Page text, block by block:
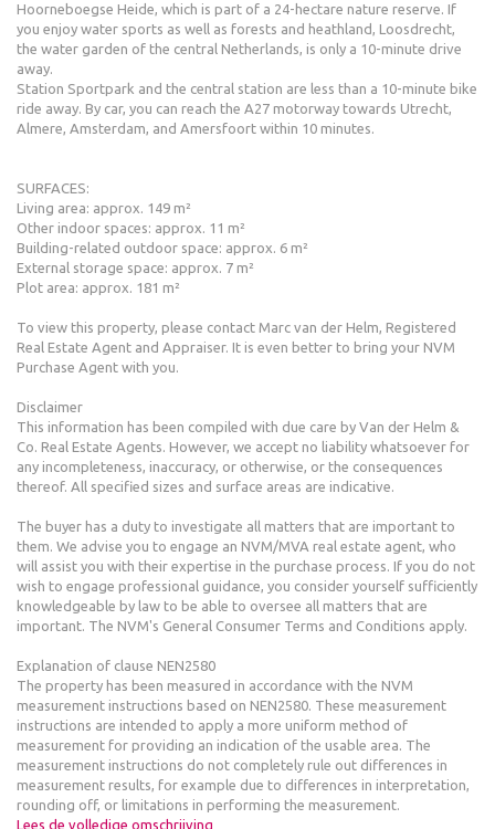
Hoorneboegse Heide, which is part of a 24-hectare nature reserve. If
you enjoy water sports as well as forests and heathland, Loosdrecht,
the water garden of the central Netherlands, is only a 10-minute drive
away.
Station Sportpark and the central station are less than a 10-minute bike
ride away. By car, you can reach the A27 motorway towards Utrecht,
Almere, Amsterdam, and Amersfoort within 10 minutes.
SURFACES:
Living area: approx. 149 m²
Other indoor spaces: approx. 11 m²
Building-related outdoor space: approx. 6 m²
External storage space: approx. 7 m²
Plot area: approx. 181 m²
To view this property, please contact Marc van der Helm, Registered
Real Estate Agent and Appraiser. It is even better to bring your NVM
Purchase Agent with you.
Disclaimer
This information has been compiled with due care by Van der Helm &
Co. Real Estate Agents. However, we accept no liability whatsoever for
any incompleteness, inaccuracy, or otherwise, or the consequences
thereof. All specified sizes and surface areas are indicative.
The buyer has a duty to investigate all matters that are important to
them. We advise you to engage an NVM/MVA real estate agent, who
will assist you with their expertise in the purchase process. If you do not
wish to engage professional guidance, you consider yourself sufficiently
knowledgeable by law to be able to oversee all matters that are
important. The NVM's General Consumer Terms and Conditions apply.
Explanation of clause NEN2580
The property has been measured in accordance with the NVM
measurement instructions based on NEN2580. These measurement
instructions are intended to apply a more uniform method of
measurement for providing an indication of the usable area. The
measurement instructions do not completely rule out differences in
measurement results, for example due to differences in interpretation,
rounding off, or limitations in performing the measurement.
Lees de volledige omschrijving